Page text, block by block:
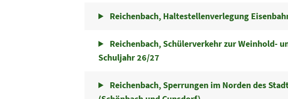
Reichenbach, Haltestellenverlegung
Reichenbach, Schülerverkehr zur Weinhold-
Schuljahr 26/27
Reichenbach, Sperrungen im Norden des